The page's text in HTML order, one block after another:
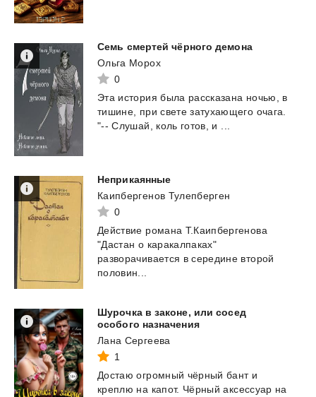
Семь смертей чёрного демона
Ольга Морох
0
Эта история была рассказана ночью, в
тишине, при свете затухающего очага.
"-- Слушай, коль готов, и ...
Неприкаянные
Каипбергенов Тулепберген
0
Действие романа Т.Каипбергенова
"Дастан о каракалпаках"
разворачивается в середине второй
половин...
Шурочка в законе, или сосед
особого назначения
Лана Сергеева
1
Достаю огромный чёрный бант и
креплю на капот. Чёрный аксессуар на